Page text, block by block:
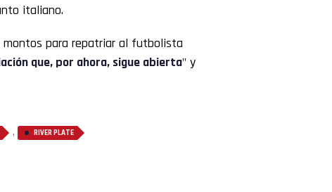
italiano.
montos para repatriar al futbolista
que, por ahora, sigue abierta" y
, RIVER PLATE